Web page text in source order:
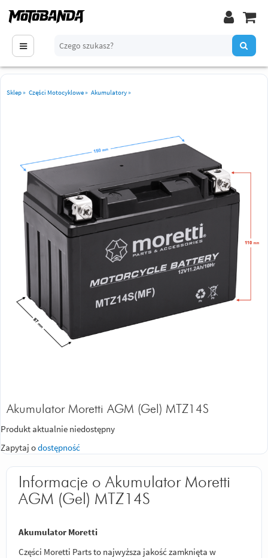
Sklep» Części Motocyklowe» Akumulatory»
Akumulator Moretti AGM (Gel) MTZ14S
Produkt aktualnie niedostępny
Zapytaj odostępność
Informacje o Akumulator Moretti
AGM (Gel) MTZ14S
Akumulator Moretti
Części Moretti Parts to najwyższa jakość zamknięta w